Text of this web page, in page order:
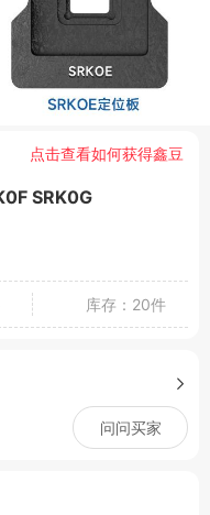
SRK0G
点击查看如何获得鑫豆
库存：20件
问问买家